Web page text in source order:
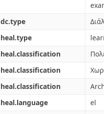
dc.type
heal.type
heal.classification
heal.classification
heal.classification
heal.language
el